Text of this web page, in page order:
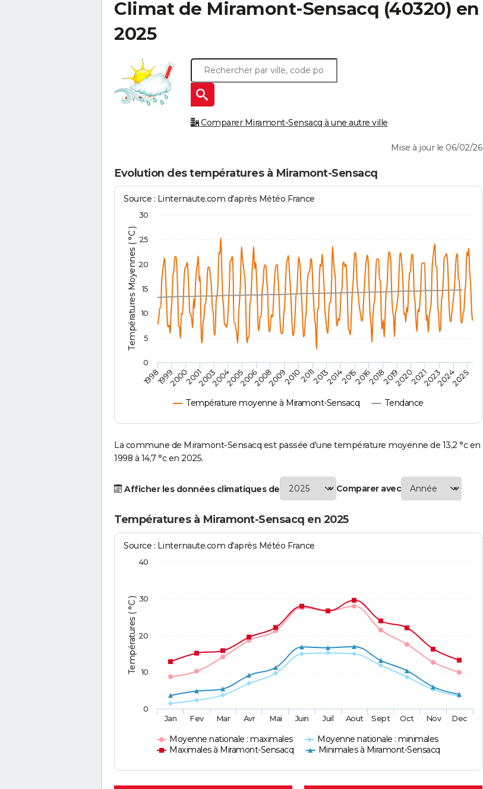
Climat de Miramont-Sensacq (40320) en
2025
Comparer Miramont-Sensacq à une autre ville
Mise à jour le 06/02/26
Evolution des températures à Miramont-Sensacq
Températures Moyennes ( °C )
Source : Linternaute.com d'après Météo France
Température moyenne à Miramont-Sensacq Tendance
1998 2014
199920002001200320042005200620082009201020112013 201520162018201920202021202320242025
0
5
10
15
20
25
30
La commune de Miramont-Sensacq est passée d'une température moyenne de 13,2 °c en
1998 à 14,7 °c en 2025.
Afficher les données climatiques de Comparer avec
Températures à Miramont-Sensacq en 2025
Températures ( °C )
Source : Linternaute.com d'après Météo France
Moyenne nationale : maximales
Moyenne nationale : minimales
Maximales à Miramont-Sensacq
Minimales à Miramont-Sensacq
Jan Fev Mar Avr Mai Juin Juil Aout Sept Oct Nov Dec
0
10
20
30
40